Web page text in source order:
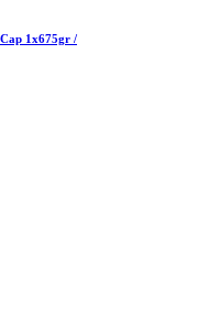
1x675gr /